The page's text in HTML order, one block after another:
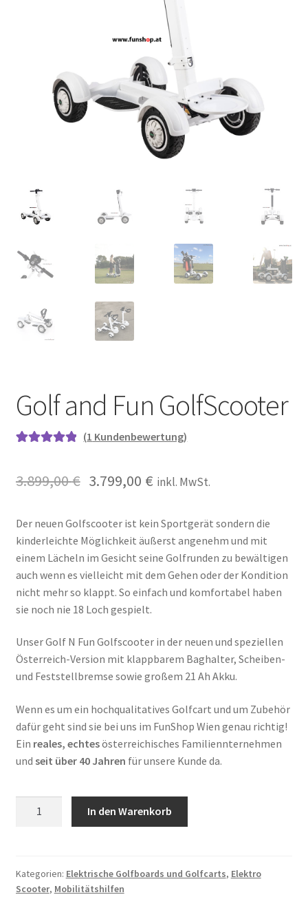
Golf and Fun GolfScooter
basierend auf
rtung
(1 Kundenbewertung)
3.899,00€ 3.799,00 € inkl. MwSt.
Der neuen Golfscooter ist kein Sportgerät sondern die
kinderleichte Möglichkeit äußerst angenehm und mit
einem Lächeln im Gesicht seine Golfrunden zu bewältigen
auch wenn es vielleicht mit dem Gehen oder der Kondition
nicht mehr so klappt. So einfach und komfortabel haben
sie noch nie 18 Loch gespielt.
Unser Golf N Fun Golfscooter in der neuen und speziellen
Österreich-Version mit klappbarem Baghalter, Scheiben-
und Feststellbremse sowie großem 21 Ah Akku.
Wenn es um ein hochqualitatives Golfcart und um Zubehör
dafür geht sind sie bei uns im FunShop Wien genau richtig!
Ein reales, echtesösterreichisches Familiennternehmen
und seit über 40 Jahren für unsere Kunde da.
Menge
In den Warenkorb
Kategorien: Elektrische Golfboards und Golfcarts, Elektro
Scooter, Mobilitätshilfen